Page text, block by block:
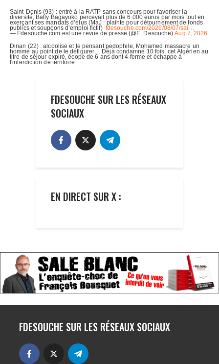
FDESOUCHE SUR LES RÉSEAUX
SOCIAUX
EN DIRECT SUR X :
FDESOUCHE SUR LES RÉSEAUX SOCIAUX